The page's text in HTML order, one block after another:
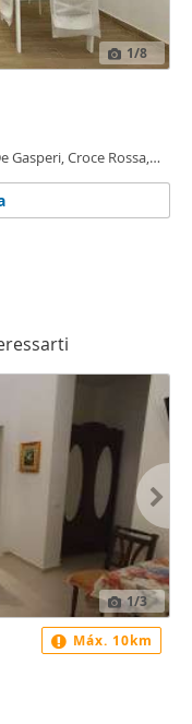
1/8
Gasperi, Croce Rossa,
1/3
Máx. 10km